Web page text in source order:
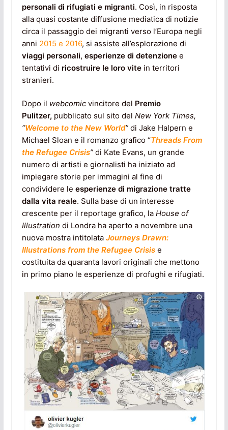
personali di rifugiati e migranti. Così, in risposta
alla quasi costante diffusione mediatica di notizie
circa il passaggio dei migranti verso l’Europa negli
anni 2015 e 2016, si assiste all’esplorazione di
viaggi personali, esperienze di detenzionee
tentativi di ricostruire le loro vitein territori
stranieri.
Dopo il webcomicvincitore del Premio
Pulitzer,pubblicato sul sito del New York Times,
“Welcome to the New World” di Jake Halpern e
Michael Sloan e il romanzo grafico “Threads From
the Refugee Crisis” di Kate Evans, un grande
numero di artisti e giornalisti ha iniziato ad
impiegare storie per immagini al fine di
condividere le esperienze di migrazione tratte
dalla vita reale. Sulla base di un interesse
crescente per il reportage grafico, la House of
Illustration di Londra ha aperto a novembre una
nuova mostra intitolata Journeys Drawn:
Illustrations from the Refugee Crisis e
costituita da quaranta lavori originali che mettono
in primo piano le esperienze di profughi e rifugiati.